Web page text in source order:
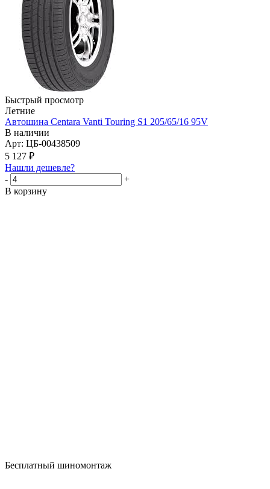
Быстрый просмотр
Летние
Автошина Centara Vanti Touring S1 205/65/16 95V
В наличии
Арт: ЦБ-00438509
5 127 ₽
Нашли дешевле?
-
+
В корзину
Бесплатный шиномонтаж